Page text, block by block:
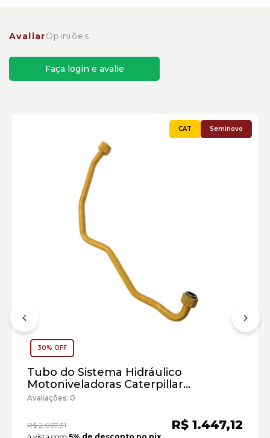
Motoniveladora Caterpillar:
Marca:
AvaliarOpiniões
Faça login e avalie
Seminovo
30% OFF
Tubo do Sistema Hidráulico
Motoniveladoras Caterpillar
Cód:2978332 - Seminovo
Avaliações: 0
R$ 2.067,31 R$ 1.447,12